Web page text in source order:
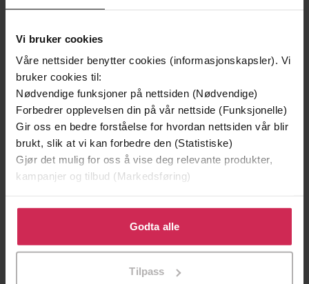
Vi bruker cookies
Våre nettsider benytter cookies (informasjonskapsler). Vi
bruker cookies til:
Nødvendige funksjoner på nettsiden (Nødvendige)
Forbedrer opplevelsen din på vår nettside (Funksjonelle)
Gir oss en bedre forståelse for hvordan nettsiden vår blir
brukt, slik at vi kan forbedre den (Statistiske)
Gjør det mulig for oss å vise deg relevante produkter,
kampanjer og tilbud (Markedsføring)
Klikk på «Godta alle» for å gi oss ditt samtykke til å
bruke cookies for alle disse formålene. Du kan også
tilpasse ditt samtykke til spesifikke formål ved å klikke
Godta alle
Tilpass
Andre har også kjøpt